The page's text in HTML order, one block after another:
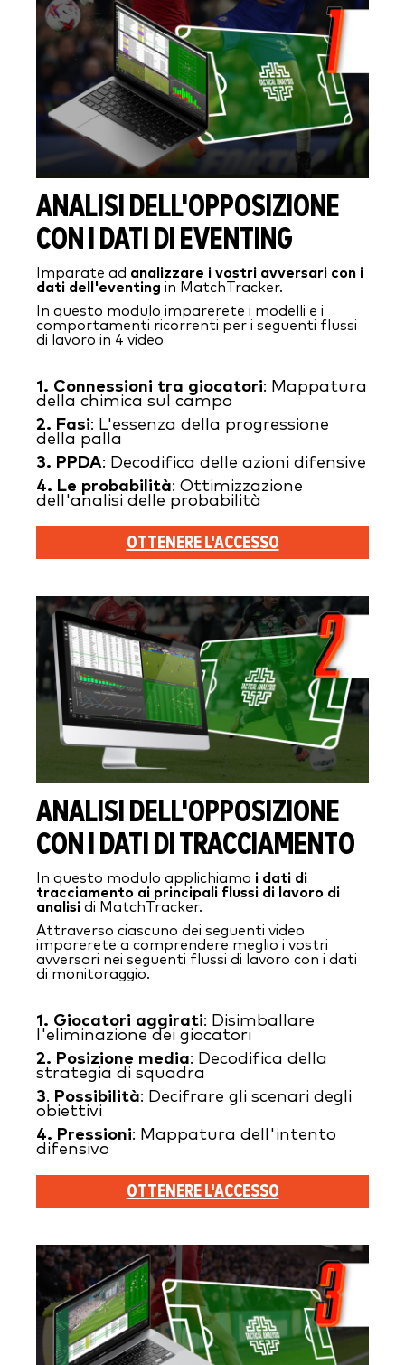
ANALISI DELL'OPPOSIZIONE
CON I DATI DI EVENTING
Imparate ad analizzare i vostri avversari con i
dati dell'eventing in MatchTracker.
In questo modulo imparerete i modelli e i
comportamenti ricorrenti per i seguenti flussi
di lavoro in 4 video
1. Connessioni tra giocatori: Mappatura
della chimica sul campo
2. Fasi: L'essenza della progressione
della palla
3. PPDA: Decodifica delle azioni difensive
4. Le probabilità: Ottimizzazione
dell'analisi delle probabilità
OTTENERE L'ACCESSO
ANALISI DELL'OPPOSIZIONE
CON I DATI DI TRACCIAMENTO
In questo modulo applichiamo i dati di
tracciamento ai principali flussi di lavoro di
analisi di MatchTracker.
Attraverso ciascuno dei seguenti video
imparerete a comprendere meglio i vostri
avversari nei seguenti flussi di lavoro con i dati
di monitoraggio.
1. Giocatori aggirati: Disimballare
l'eliminazione dei giocatori
2. Posizione media: Decodifica della
strategia di squadra
3. Possibilità: Decifrare gli scenari degli
obiettivi
4. Pressioni: Mappatura dell'intento
difensivo
OTTENERE L'ACCESSO